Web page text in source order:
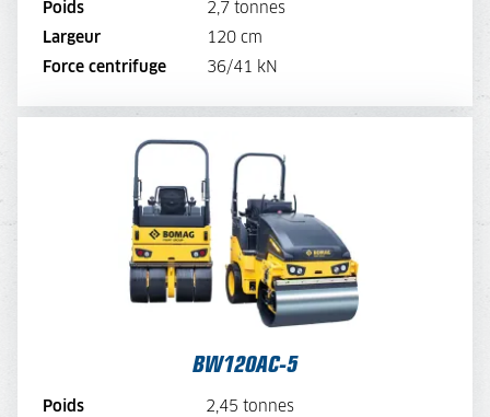
Poids
2,7 tonnes
Largeur
120 cm
Force centrifuge
36/41 kN
LOUER MAINTENANT
BW120AC-5
Poids
2,45 tonnes
BW120AC-5
115,-
92,-
TARIF MENSUEL
69,-
VOIR LA MACHINE